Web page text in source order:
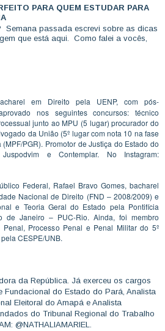
PARA QUEM ESTUDAR PARA
Semana passada escrevi sobre as dicas
que está aqui. Como falei a vocês,
em Direito pela UENP, com pós-
nos seguintes concursos: técnico
junto ao MPU (5 lugar) procurador do
da União (5º lugar com nota 10 na fase
PGR). Promotor de Justiça do Estado do
e Contemplar. No Instagram:
Federal, Rafael Bravo Gomes, bacharel
Nacional de Direito (FND – 2008/2009) e
e Teoria Geral do Estado pela Pontifícia
de Janeiro – PUC-Rio. Ainda, foi membro
Processo Penal e Penal Militar do 5º
CESPE/UNB.
da República. Já exerceu os cargos
Fundacional do Estado do Pará, Analista
Eleitoral do Amapá e Analista
do Tribunal Regional do Trabalho
@NATHALIAMARIEL.